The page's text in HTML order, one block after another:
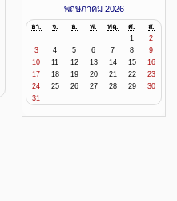
พฤษภาคม 2026
อา. จ. อ. พ. พฤ. ศ.
ส.
1
2
3
4 5 6 7 8
9
10
11 12 13 14 15
16
17
18 19 20 21 22
23
24
25 26 27 28 29
30
31